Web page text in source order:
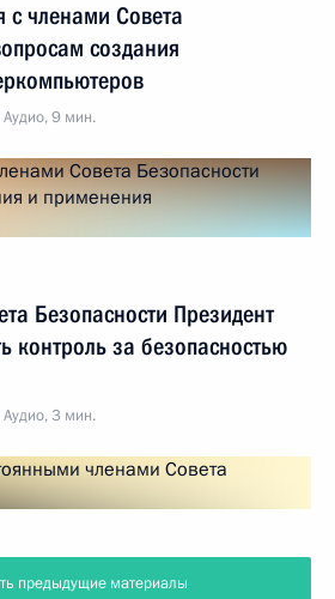
членами Совета
создания
Аудио, 9 мин.
Безопасности Президент
контроль за безопасностью
Аудио, 3 мин.
предыдущие материалы